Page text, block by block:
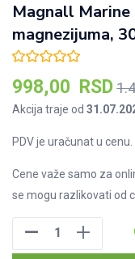
Magnall
magnezijuma,
998,00 RSD
Akcija traje od
PDV je uračunat u cenu.
Cene važe samo za
se mogu razlikovati od
Marine